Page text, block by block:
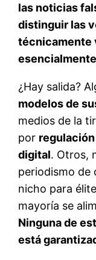
las noticias
distinguir las
técnicamente
¿Hay salida?
modelos de
medios de la
por
digital. Otros,
periodismo de
nicho para
mayoría se
Ninguna de
está